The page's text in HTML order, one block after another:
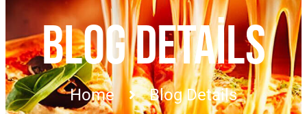
BLOG DETAILS
Home Blog Details